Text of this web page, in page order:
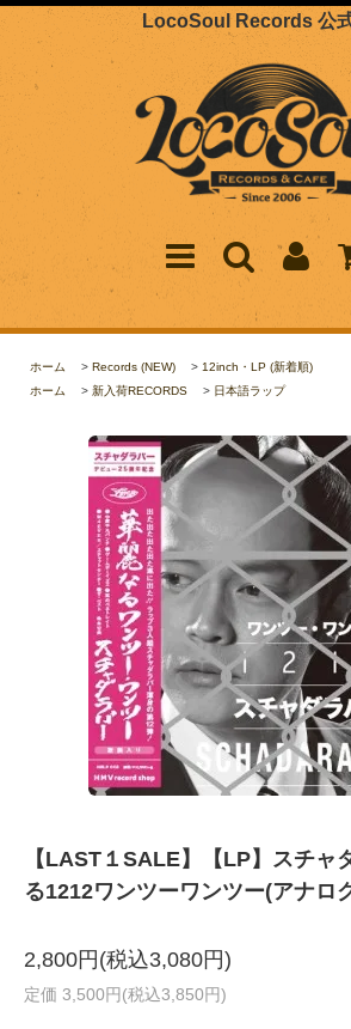
LocoSoul Records 公
ホーム > Records (NEW) > 12inch・LP (新着順)
ホーム
> 新入荷RECORDS > 日本語ラップ
【LAST１SALE】【LP】スチャ
る1212ワンツーワンツー(アナロ
2,800円(税込3,080円)
定価 3,500円(税込3,850円)